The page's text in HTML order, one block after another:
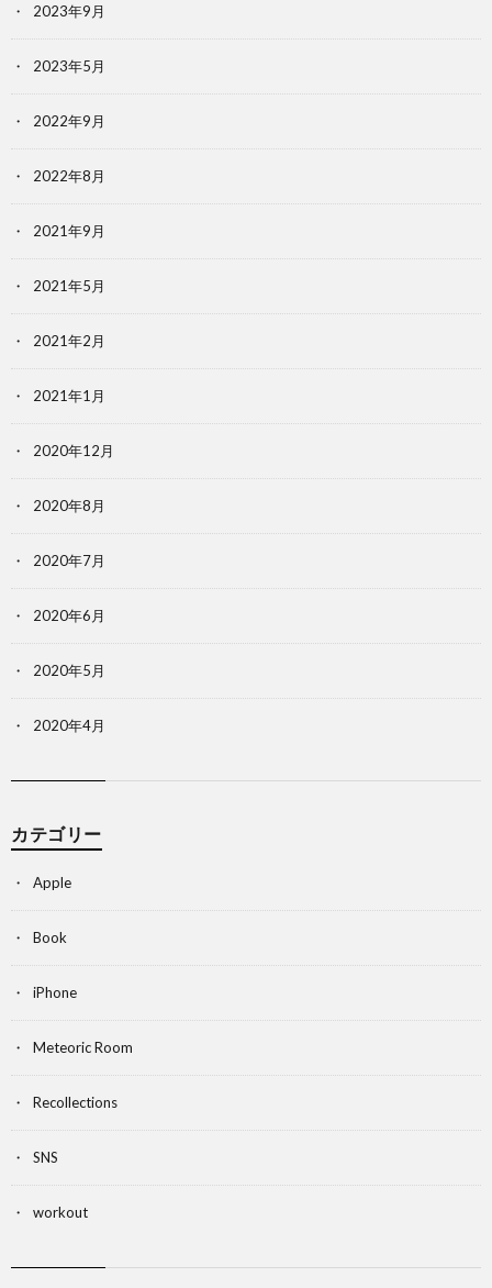
2023年9月
2023年5月
2022年9月
2022年8月
2021年9月
2021年5月
2021年2月
2021年1月
2020年12月
2020年8月
2020年7月
2020年6月
2020年5月
2020年4月
カテゴリー
Apple
Book
iPhone
Meteoric Room
Recollections
SNS
workout